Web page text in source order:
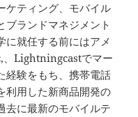
ケティング、モバイル
ブランドマネジメント
に就任する前にはアメ
、Lightningcastでマー
経験をもち、携帯電話
利用した新商品開発の
去に最新のモバイルテ